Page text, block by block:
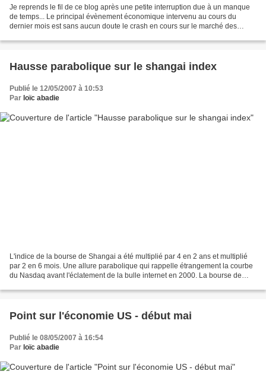
Je reprends le fil de ce blog après une petite interruption due à un manque
de temps... Le principal évènement économique intervenu au cours du
dernier mois est sans aucun doute le crash en cours sur le marché des
Hausse parabolique sur le shangai index
Publié le 12/05/2007 à 10:53
Par loïc abadie
L'indice de la bourse de Shangai a été multiplié par 4 en 2 ans et multiplié
par 2 en 6 mois. Une allure parabolique qui rappelle étrangement la courbe
du Nasdaq avant l'éclatement de la bulle internet en 2000. La bourse de
Point sur l'économie US - début mai
Publié le 08/05/2007 à 16:54
Par loïc abadie